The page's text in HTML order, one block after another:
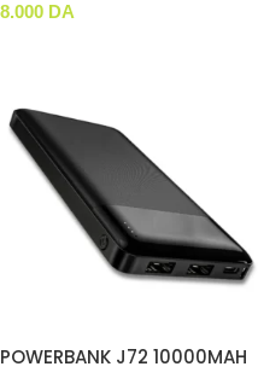
8.000 DA
POWERBANK J72 10000MAH